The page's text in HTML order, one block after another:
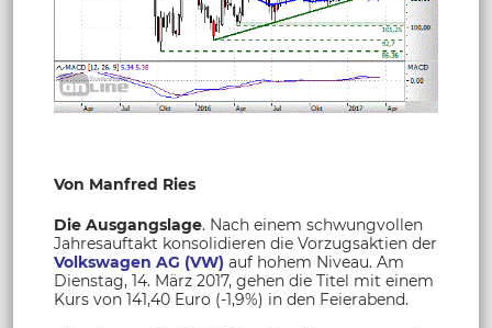
Von Manfred Ries
Die Ausgangslage. Nach einem schwungvollen
Jahresauftakt konsolidieren die Vorzugsaktien der
Volkswagen AG (VW) auf hohem Niveau. Am
Dienstag, 14. März 2017, gehen die Titel mit einem
Kurs von 141,40 Euro (-1,9%) in den Feierabend.